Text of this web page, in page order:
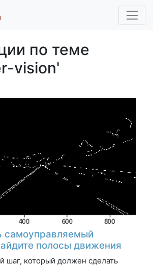
по теме
vision'
самоуправляемый
полосы движения
шаг, который должен сделать